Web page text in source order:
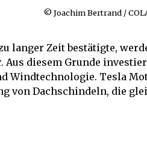
© Joachim Bertrand /
langer Zeit bestätigte,
diesem Grunde
Windtechnologie. Tesla
von Dachschindeln, die